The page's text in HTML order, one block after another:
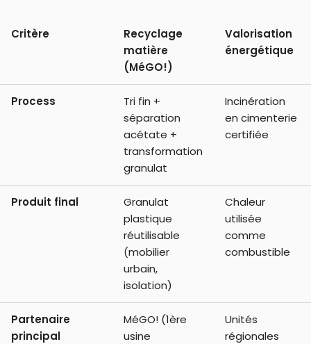
Critère
Recyclage
matière
(MéGO!)
Valorisation
énergétique
Process
Tri fin +
séparation
acétate +
transformation
granulat
Incinération
en cimenterie
certifiée
Produit final
Granulat
plastique
réutilisable
(mobilier
urbain,
isolation)
Chaleur
utilisée
comme
combustible
Partenaire
principal
MéGO! (1ère
usine
Unités
régionales